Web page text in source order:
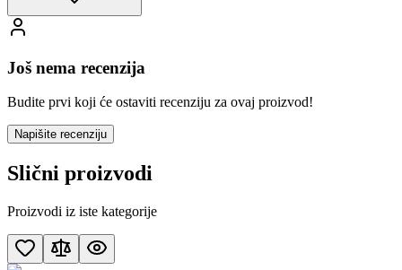
Još nema recenzija
Budite prvi koji će ostaviti recenziju za ovaj proizvod!
Napišite recenziju
Slični proizvodi
Proizvodi iz iste kategorije